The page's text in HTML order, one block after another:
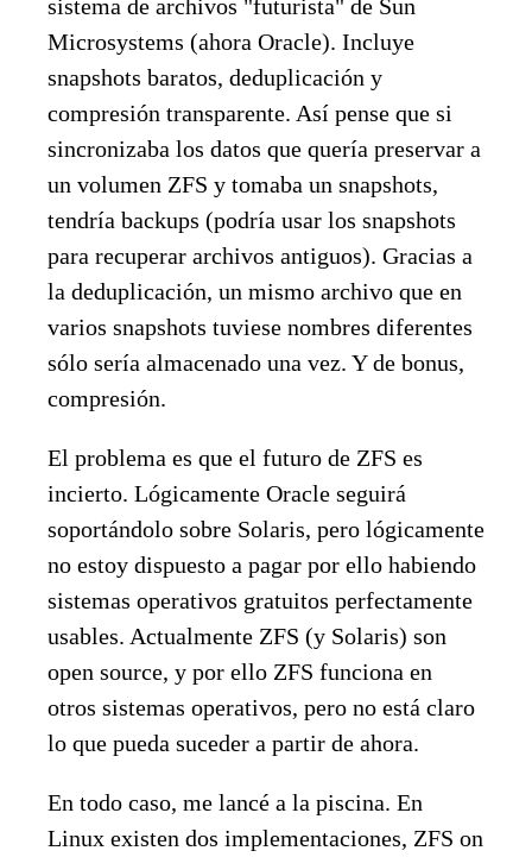
sistema de archivos "futurista" de Sun
Microsystems (ahora Oracle). Incluye
snapshots baratos, deduplicación y
compresión transparente. Así pense que si
sincronizaba los datos que quería preservar a
un volumen ZFS y tomaba un snapshots,
tendría backups (podría usar los snapshots
para recuperar archivos antiguos). Gracias a
la deduplicación, un mismo archivo que en
varios snapshots tuviese nombres diferentes
sólo sería almacenado una vez. Y de bonus,
compresión.
El problema es que el futuro de ZFS es
incierto. Lógicamente Oracle seguirá
soportándolo sobre Solaris, pero lógicamente
no estoy dispuesto a pagar por ello habiendo
sistemas operativos gratuitos perfectamente
usables. Actualmente ZFS (y Solaris) son
open source, y por ello ZFS funciona en
otros sistemas operativos, pero no está claro
lo que pueda suceder a partir de ahora.
En todo caso, me lancé a la piscina. En
Linux existen dos implementaciones, ZFS on